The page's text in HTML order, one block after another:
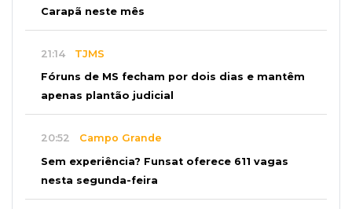
Carapã neste mês
21:14 TJMS
Fóruns de MS fecham por dois dias e mantêm
apenas plantão judicial
20:52 Campo Grande
Sem experiência? Funsat oferece 611 vagas
nesta segunda-feira